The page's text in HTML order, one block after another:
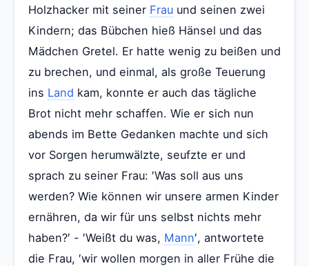
Holzhacker mit seiner Frau und seinen zwei
Kindern; das Bübchen hieß Hänsel und das
Mädchen Gretel. Er hatte wenig zu beißen und
zu brechen, und einmal, als große Teuerung
ins Land kam, konnte er auch das tägliche
Brot nicht mehr schaffen. Wie er sich nun
abends im Bette Gedanken machte und sich
vor Sorgen herumwälzte, seufzte er und
sprach zu seiner Frau: ′Was soll aus uns
werden? Wie können wir unsere armen Kinder
ernähren, da wir für uns selbst nichts mehr
haben?′ - ′Weißt du was, Mann′, antwortete
die Frau, ′wir wollen morgen in aller Frühe die